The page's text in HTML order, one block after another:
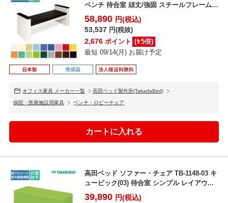
ベンチ 待合室 頑丈/強固 スチールフレーム
粉体...
58,890 円(税込)
53,537 円(税抜)
2,676 ポイント ( 5倍)
最短 09/14(月) お届け予定
オフィス家具 メーカー一覧 高田ベッド製作所(TakadaBed)
病院・医療施設用家具 ベンチ・ロビーチェア
高田ベッド ソファー・チェア TB-1148-03 キ
ュービック(03) 待合室 シンプル レイアウ...
39,890 円(税込)